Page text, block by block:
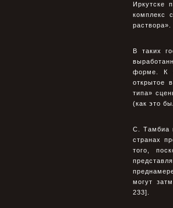
Иркутске
комплекс
раствора».
В таких
форме. К
открытое
типа»
(как это
С. Тамбиа
странах
того,
могут
233].